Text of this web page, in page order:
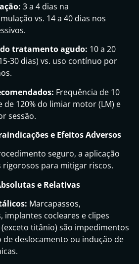
3 a 4 dias na
vs. 14 a 40 dias nos
tratamento agudo: 10 a 20
30 dias) vs. uso contínuo por
Frequência de 10
de 120% do limiar motor (LM) e
sessão.
e Efeitos Adversos
seguro, a aplicação
rigorosos para mitigar riscos.
e Relativas
Marcapassos,
implantes cocleares e clipes
titânio) são impedimentos
de deslocamento ou indução de